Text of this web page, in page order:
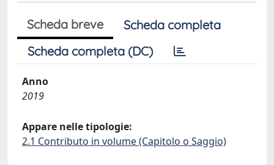
Scheda breve
Scheda completa
Scheda completa (DC)
Anno
2019
Appare nelle tipologie:
2.1 Contributo in volume (Capitolo o Saggio)